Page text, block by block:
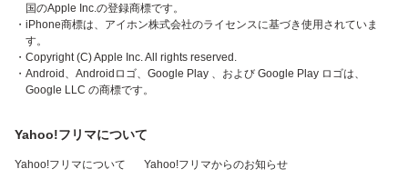
国のApple Inc.の登録商標です。
・iPhone商標は、アイホン株式会社のライセンスに基づき使用されていま
す。
・Copyright (C) Apple Inc. All rights reserved.
・Android、Androidロゴ、Google Play 、および Google Play ロゴは、
Google LLC の商標です。
Yahoo!フリマについて
Yahoo!フリマについて Yahoo!フリマからのお知らせ